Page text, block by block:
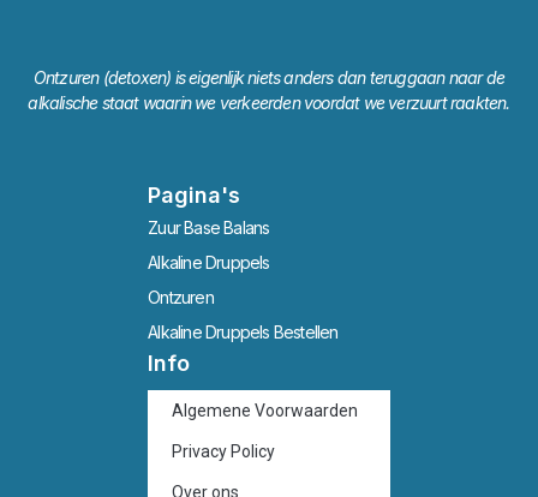
Ontzuren (detoxen) is eigenlijk niets anders dan teruggaan naar de
alkalische staat waarin we verkeerden voordat we verzuurt raakten.
Pagina's
Zuur Base Balans
Alkaline Druppels
Ontzuren
Alkaline Druppels Bestellen
Info
Algemene Voorwaarden
Privacy Policy
Over ons